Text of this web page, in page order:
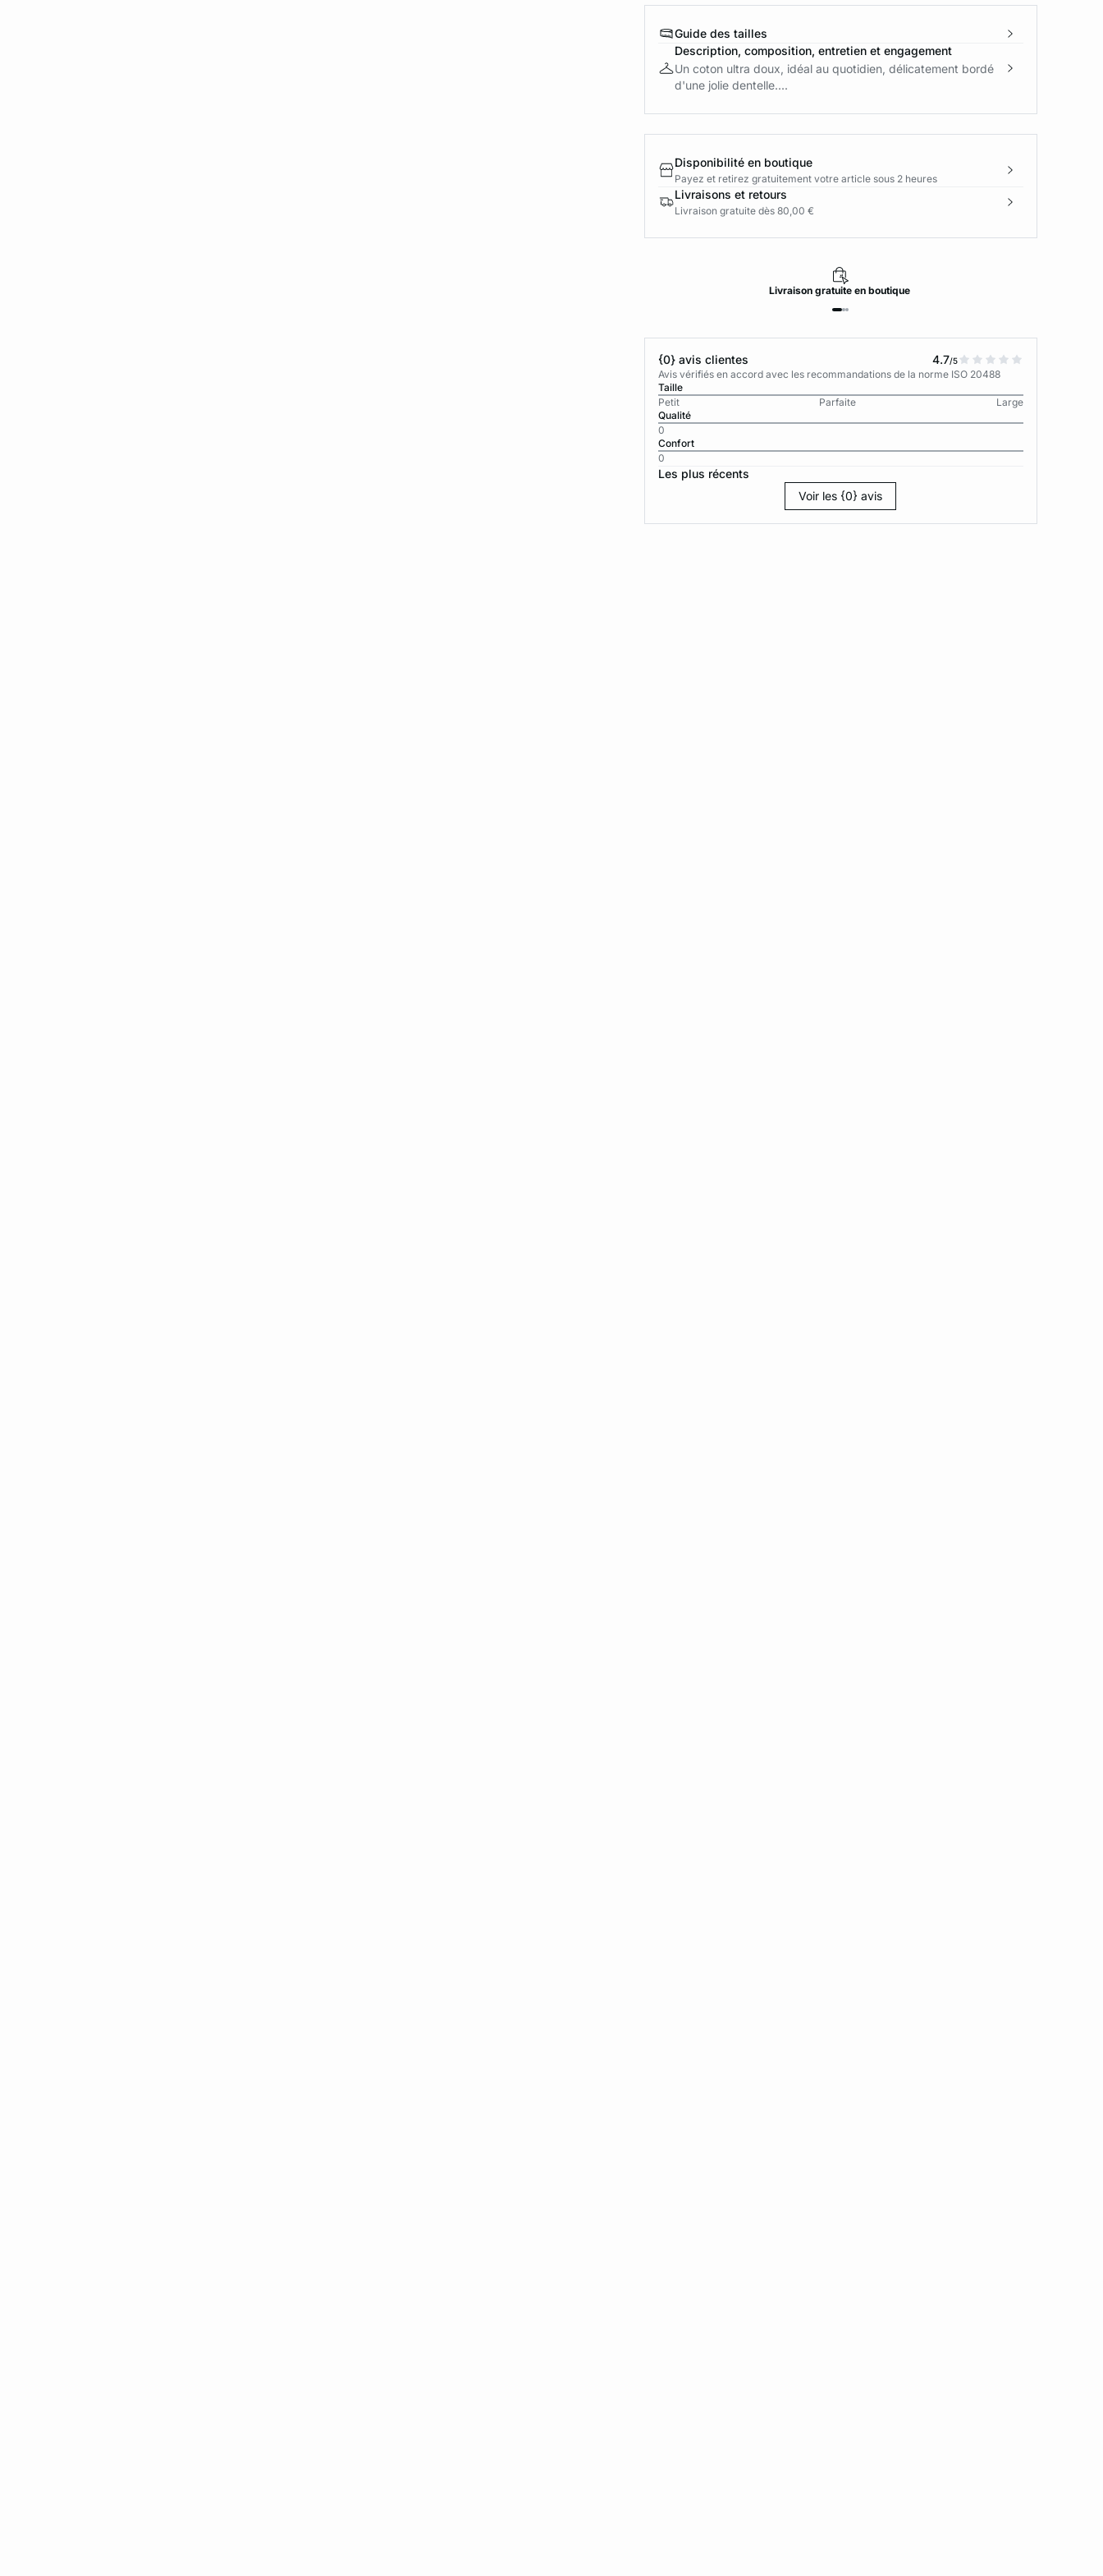
Guide des tailles
Description, composition, entretien et engagement
Un coton ultra doux, idéal au quotidien, délicatement bordé
d'une jolie dentelle....
Disponibilité en boutique
Payez et retirez gratuitement votre article sous 2 heures
Livraisons et retours
Livraison gratuite dès 80,00 €
Livraison gratuite en boutique
{0} avis clientes 4.7/5
Avis vérifiés en accord avec les recommandations de la norme ISO 20488
Taille
Petit
Parfaite
Large
Qualité
0
Confort
0
Les plus récents
Voir les {0} avis